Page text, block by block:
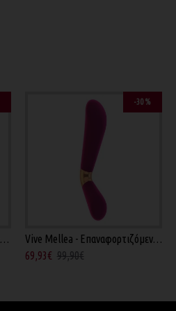
Romance Stacey - Δονητής Κόκκινος 8.6εκ
-30 %
Vive Mellea - Επαναφορτιζόμενος Ροζ 13.5εκ
69,93€ 99,90€